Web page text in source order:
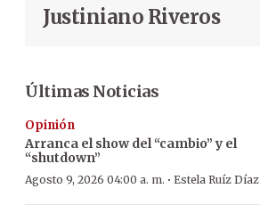
Justiniano Riveros
Últimas Noticias
Opinión
Arranca el show del “cambio” y el
“shutdown”
Agosto 9, 2026 04:00 a. m. · Estela Ruíz Díaz